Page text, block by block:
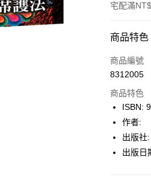
宅配滿
付款方式
icash Pay
數位禮券
LINE Pay
Apple Pay
商品特色
商品編號
8312005
商品特色
ISBN:
作者:
出版社
出版日